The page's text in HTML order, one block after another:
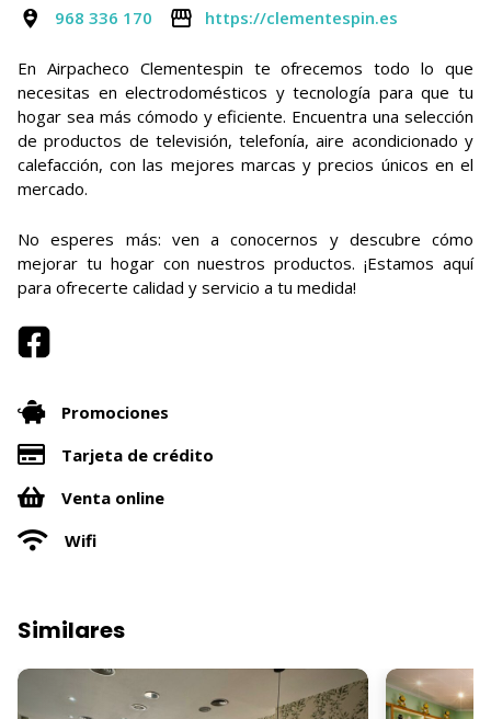
968 336 170 https://clementespin.es
En Airpacheco Clementespin te ofrecemos todo lo que
necesitas en electrodomésticos y tecnología para que tu
hogar sea más cómodo y eficiente. Encuentra una selección
de productos de televisión, telefonía, aire acondicionado y
calefacción, con las mejores marcas y precios únicos en el
mercado.
No esperes más: ven a conocernos y descubre cómo
mejorar tu hogar con nuestros productos. ¡Estamos aquí
para ofrecerte calidad y servicio a tu medida!
Promociones
Tarjeta de crédito
Venta online
Wifi
Similares